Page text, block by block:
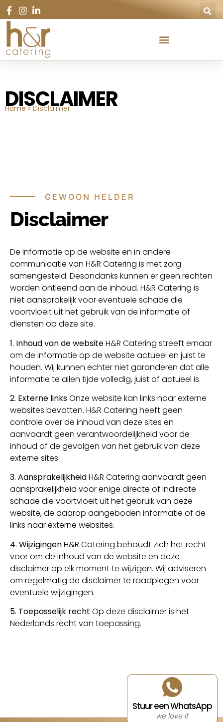
DISCLAIMER
Home»Disclaimer
GEWOON HELDER
Disclaimer
De informatie op de website en in andere
communicatie van H&R Catering is met zorg
samengesteld. Desondanks kunnen er geen rechten
worden ontleend aan de inhoud. H&R Catering is
niet aansprakelijk voor eventuele schade die
voortvloeit uit het gebruik van de informatie of
diensten op deze site.
1. Inhoud van de websiteH&R Catering streeft ernaar
om de informatie op de website actueel en juist te
houden. Wij kunnen echter niet garanderen dat alle
informatie te allen tijde volledig, juist of actueel is.
2. Externe linksOnze website kan links naar externe
websites bevatten. H&R Catering heeft geen
controle over de inhoud van deze sites en
aanvaardt geen verantwoordelijkheid voor de
inhoud of de gevolgen van het gebruik van deze
externe sites.
3. AansprakelijkheidH&R Catering aanvaardt geen
aansprakelijkheid voor enige directe of indirecte
schade die voortvloeit uit het gebruik van deze
website, de daarop aangeboden informatie of de
links naar externe websites.
4. WijzigingenH&R Catering behoudt zich het recht
voor om de inhoud van de website en deze
disclaimer op elk moment te wijzigen. Wij adviseren
om regelmatig de disclaimer te raadplegen voor
eventuele wijzigingen.
5. Toepasselijk recht Op deze disclaimer is het
Nederlands recht van toepassing.
Stuur een WhatsApp
we love it